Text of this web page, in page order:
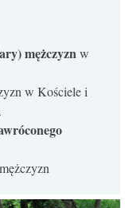
mężczyznw
w Kościele i